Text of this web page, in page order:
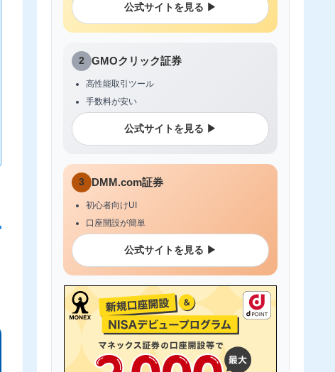
公式サイトを見る ▶
2 GMOクリック証券
高性能取引ツール
手数料が安い
公式サイトを見る ▶
3 DMM.com証券
初心者向けUI
口座開設が簡単
公式サイトを見る ▶